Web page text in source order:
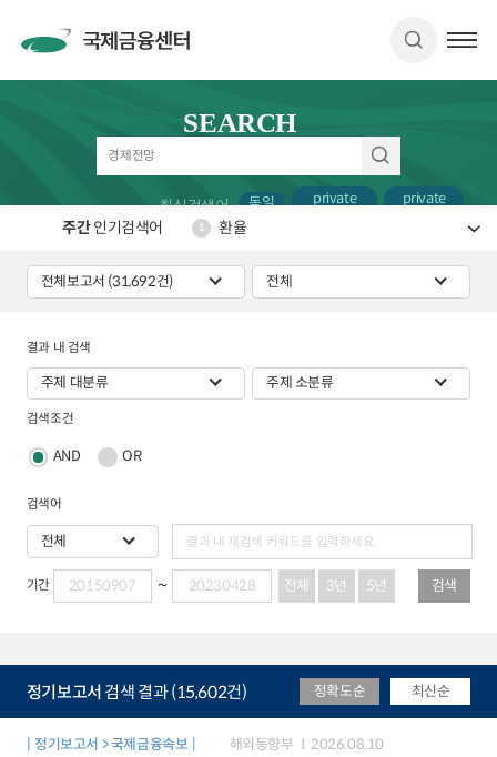
SEARCH
최신검색어 독일 private private
결과 내 검색
검색조건
AND OR
검색어
기간 전체 3년 5년 검색
정기보고서 검색 결과 (15,602건) 정확도순 최신순
정기보고서 > 국제금융속보 해외동향부 2026.08.10
주간인기검색어 1 환율